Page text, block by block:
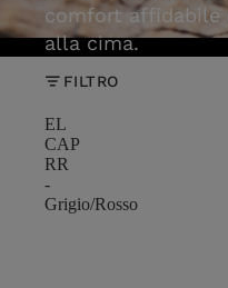
comfort affidabile
alla cima.
FILTRO
EL
CAP
RR
-
Grigio/Rosso